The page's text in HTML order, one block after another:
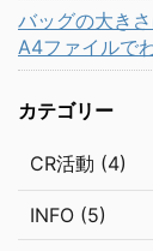
バッグの大き
A4ファイルで
カテゴリー
CR活動 (4)
INFO (5)